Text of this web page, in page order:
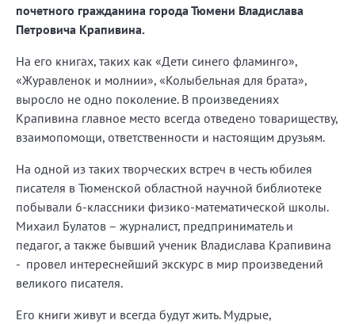
почетного гражданина города Тюмени Владислава
Петровича Крапивина.
На его книгах, таких как «Дети синего фламинго»,
«Журавленок и молнии», «Колыбельная для брата»,
выросло не одно поколение. В произведениях
Крапивина главное место всегда отведено товариществу,
взаимопомощи, ответственности и настоящим друзьям.
На одной из таких творческих встреч в честь юбилея
писателя в Тюменской областной научной библиотеке
побывали 6-классники физико-математической школы.
Михаил Булатов – журналист, предприниматель и
педагог, а также бывший ученик Владислава Крапивина
- провел интереснейший экскурс в мир произведений
великого писателя.
Его книги живут и всегда будут жить. Мудрые,